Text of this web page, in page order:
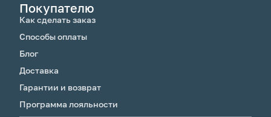
Покупателю
Как сделать заказ
Способы оплаты
Блог
Доставка
Гарантии и возврат
Программа лояльности